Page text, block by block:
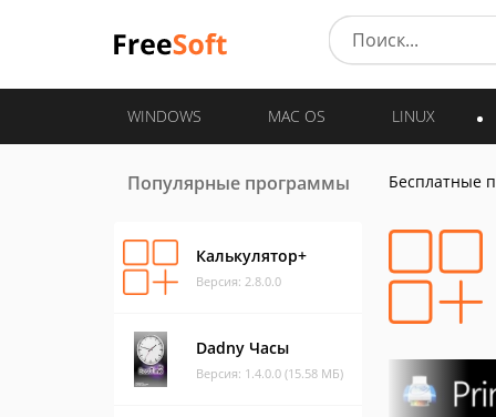
WINDOWS MAC OS LINUX
Популярные программы
Калькулятор+
Версия: 2.8.0.0
Dadny Часы
Версия: 1.4.0.0 (15.58 МБ)
Бесплатные